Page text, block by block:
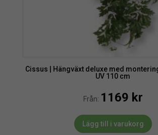
Cissus | Hängväxt deluxe med
UV 110 cm
Från: 1169 kr
Lägg till i varukorg